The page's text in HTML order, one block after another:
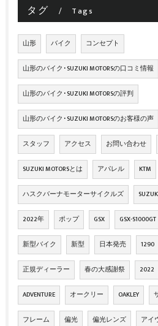
タグ Tags
山形 バイク コンセプト
山形のバイク･SUZUKI MOTORSの口コミ情報
山形のバイク･SUZUKI MOTORSの評判
山形のバイク･SUZUKI MOTORSのお客様の声
スタッフ アクセス お問い合わせ
SUZUKI MOTORSとは アパレル KTM
ハスクバーナモーターサイクルズ
2022年 ポップ GSX GSX-S1000GT
新型バイク 新型 日本発売 1290
正規ディーラー 春の大感謝祭 2022
ADVENTURE オークリー OAKLEY
フレーム 偏光 偏光レンズ アイ